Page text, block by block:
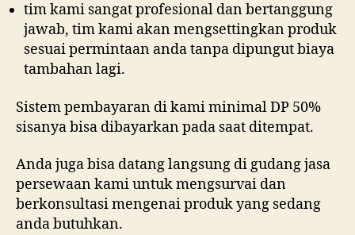
tim kami sangat profesional dan bertanggung
jawab, tim kami akan mengsettingkan produk
sesuai permintaan anda tanpa dipungut biaya
tambahan lagi.
Sistem pembayaran di kami minimal DP 50%
sisanya bisa dibayarkan pada saat ditempat.
Anda juga bisa datang langsung di gudang jasa
persewaan kami untuk mengsurvai dan
berkonsultasi mengenai produk yang sedang
anda butuhkan.